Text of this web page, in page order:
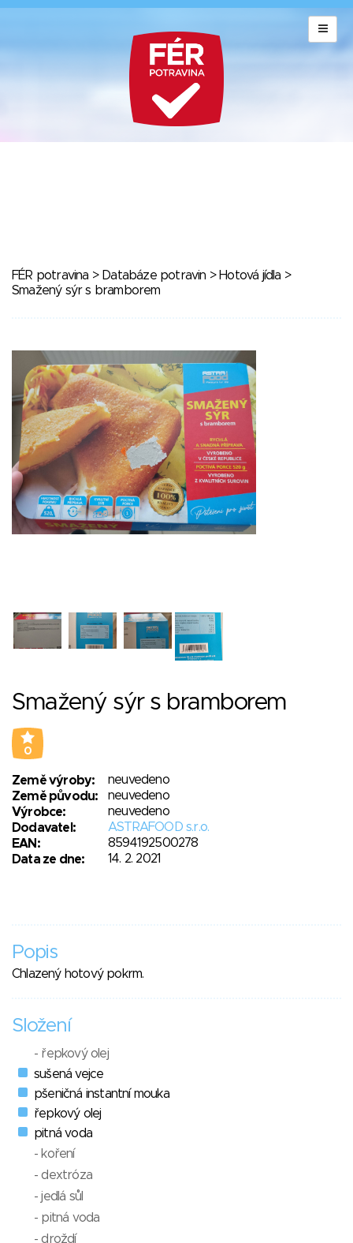
FÉR potravina > Databáze potravin > Hotová jídla >
Smažený sýr s bramborem
Smažený sýr s bramborem
0
Země výroby:
neuvedeno
Země původu:
neuvedeno
Výrobce:
neuvedeno
Dodavatel:
ASTRAFOOD s.r.o.
EAN:
8594192500278
Data ze dne:
14. 2. 2021
Popis
Chlazený hotový pokrm.
Složení
- řepkový olej
sušená vejce
pšeničná instantní mouka
řepkový olej
pitná voda
- koření
- dextróza
- jedlá sůl
- pitná voda
- droždí